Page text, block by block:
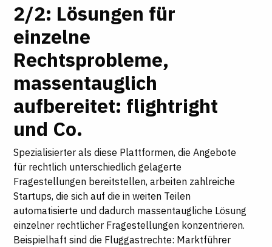
2/2: Lösungen für
einzelne
Rechtsprobleme,
massentauglich
aufbereitet: flightright
und Co.
Spezialisierter als diese Plattformen, die Angebote
für rechtlich unterschiedlich gelagerte
Fragestellungen bereitstellen, arbeiten zahlreiche
Startups, die sich auf die in weiten Teilen
automatisierte und dadurch massentaugliche Lösung
einzelner rechtlicher Fragestellungen konzentrieren.
Beispielhaft sind die Fluggastrechte: Marktführer